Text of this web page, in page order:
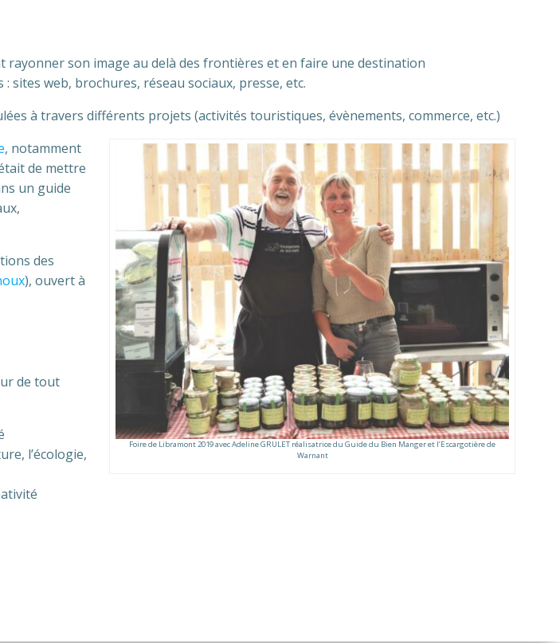
rayonner son image au delà des frontières et en faire une destination
web, brochures, réseau sociaux, presse, etc.
à travers différents projets (activités touristiques, évènements, commerce, etc.)
Foire de Libramont 2019 avec Adeline GRULET réalisatrice du Guide du Bien Manger et l’Escargotière de
Warnant
, notamment
de mettre
un guide
des
), ouvert à
de tout
l’écologie,